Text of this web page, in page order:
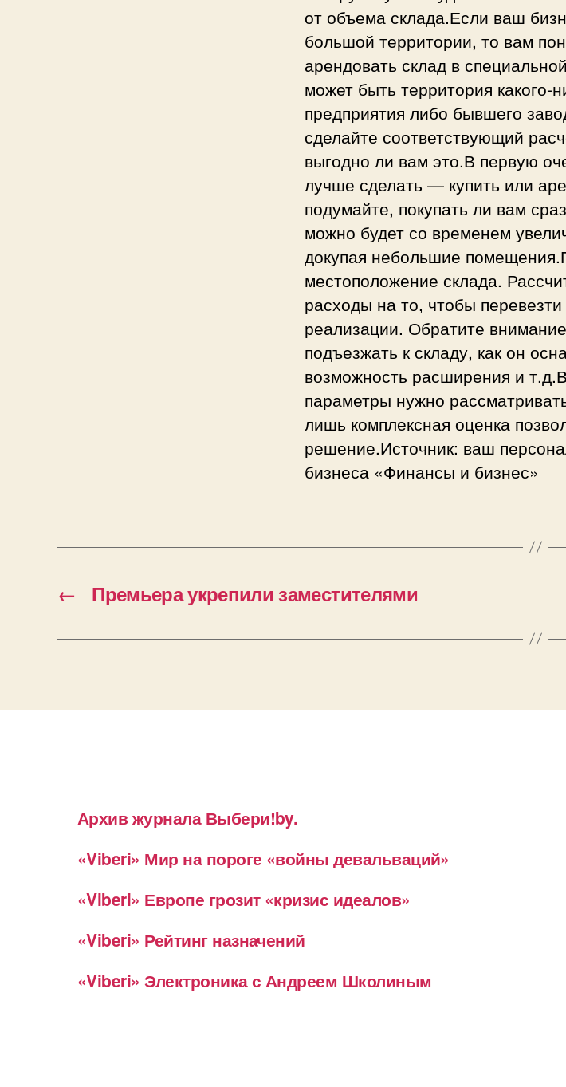
от объема склада.Если ваш
большой территории, то вам
арендовать склад в
может быть территория какого-
предприятия либо бывшего
сделайте соответствующий
выгодно ли вам это.В первую
лучше сделать — купить или
подумайте, покупать ли вам
можно будет со временем
докупая небольшие
местоположение склада.
расходы на то, чтобы перевезти
реализации. Обратите
подъезжать к складу, как он
возможность расширения и
параметры нужно
лишь комплексная оценка
решение.Источник: ваш
бизнеса «Финансы и бизнес»
← Премьера укрепили заместителями
Архив журнала Выбери!by.
«Viberi» Мир на пороге «войны девальваций»
«Viberi» Европе грозит «кризис идеалов»
«Viberi» Рейтинг назначений
«Viberi» Электроника с Андреем Школиным